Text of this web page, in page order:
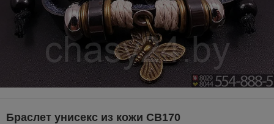
Браслет унисекс из кожи CB170